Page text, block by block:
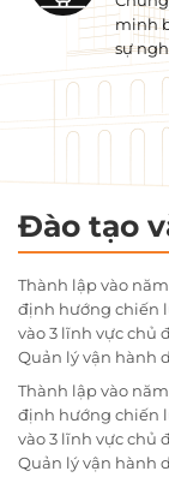
minh
sự
Đào tạo
Thành lập vào
định hướng chiến
vào 3 lĩnh vực chủ
Quản lý vận hành
Thành lập vào
định hướng chiến
vào 3 lĩnh vực chủ
Quản lý vận hành